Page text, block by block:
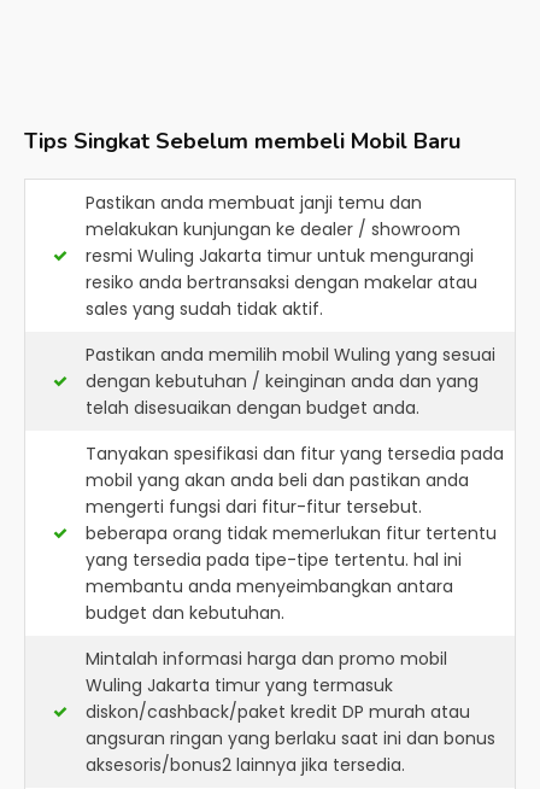
Tips Singkat Sebelum membeli Mobil Baru
Pastikan anda membuat janji temu dan
melakukan kunjungan ke dealer / showroom
resmi Wuling Jakarta timur untuk mengurangi
resiko anda bertransaksi dengan makelar atau
sales yang sudah tidak aktif.
Pastikan anda memilih mobil Wuling yang sesuai
dengan kebutuhan / keinginan anda dan yang
telah disesuaikan dengan budget anda.
Tanyakan spesifikasi dan fitur yang tersedia pada
mobil yang akan anda beli dan pastikan anda
mengerti fungsi dari fitur-fitur tersebut.
beberapa orang tidak memerlukan fitur tertentu
yang tersedia pada tipe-tipe tertentu. hal ini
membantu anda menyeimbangkan antara
budget dan kebutuhan.
Mintalah informasi harga dan promo mobil
Wuling Jakarta timur yang termasuk
diskon/cashback/paket kredit DP murah atau
angsuran ringan yang berlaku saat ini dan bonus
aksesoris/bonus2 lainnya jika tersedia.